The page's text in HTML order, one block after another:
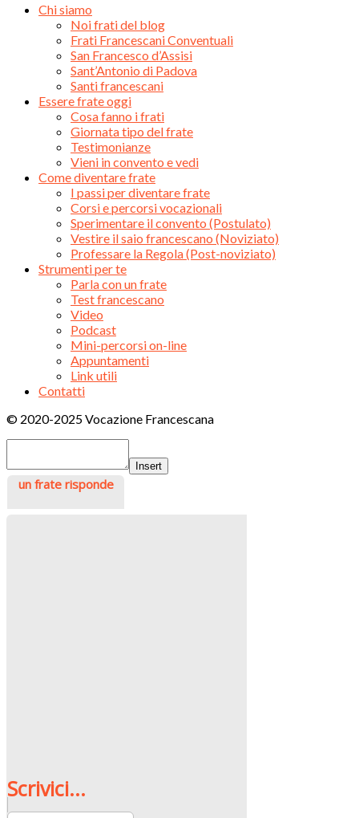
Chi siamo
Noi frati del blog
Frati Francescani Conventuali
San Francesco d’Assisi
Sant’Antonio di Padova
Santi francescani
Essere frate oggi
Cosa fanno i frati
Giornata tipo del frate
Testimonianze
Vieni in convento e vedi
Come diventare frate
I passi per diventare frate
Corsi e percorsi vocazionali
Sperimentare il convento (Postulato)
Vestire il saio francescano (Noviziato)
Professare la Regola (Post-noviziato)
Strumenti per te
Parla con un frate
Test francescano
Video
Podcast
Mini-percorsi on-line
Appuntamenti
Link utili
Contatti
© 2020-2025 Vocazione Francescana
Insert
un frate risponde
Scrivici...